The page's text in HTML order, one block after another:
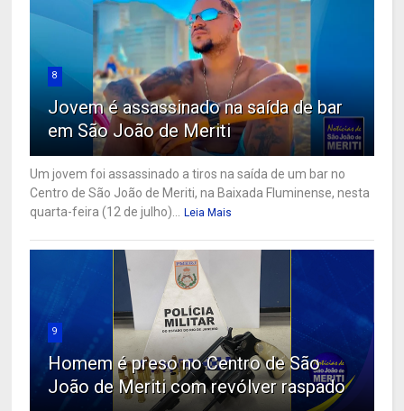
8
Jovem é assassinado na saída de bar
em São João de Meriti
Um jovem foi assassinado a tiros na saída de um bar no
Centro de São João de Meriti, na Baixada Fluminense, nesta
quarta-feira (12 de julho)... Leia Mais
9
Homem é preso no Centro de São
João de Meriti com revólver raspado